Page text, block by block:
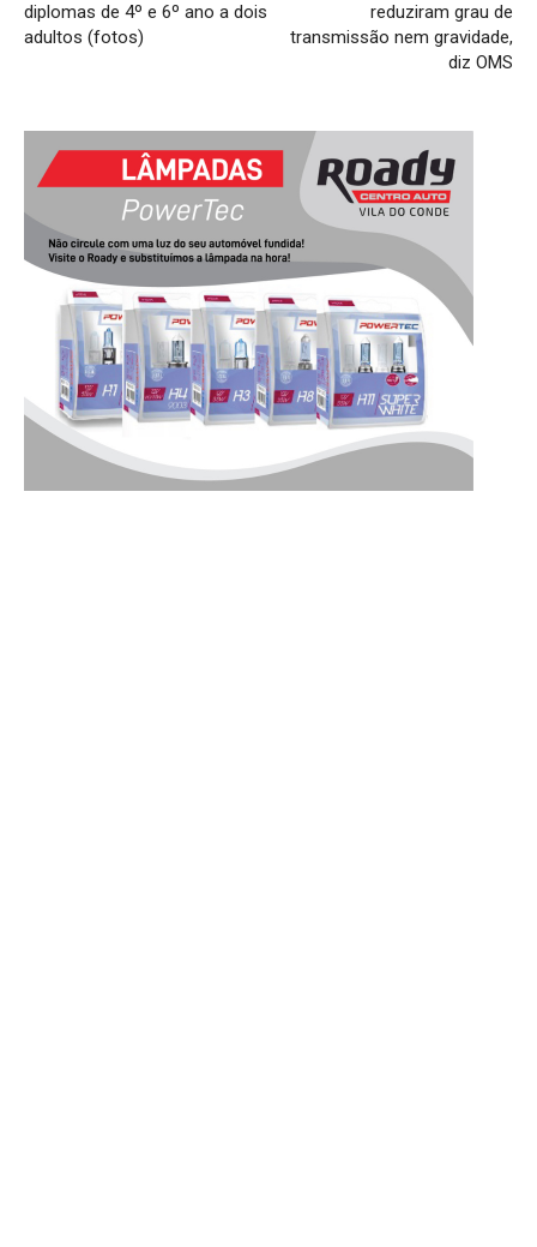
diplomas de 4º e 6º ano a dois
adultos (fotos)
reduziram grau de
transmissão nem gravidade,
diz OMS